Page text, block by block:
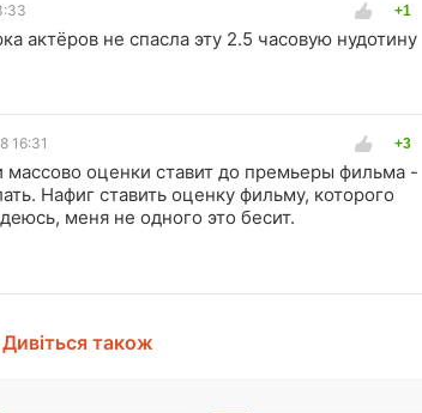
актёров не спасла эту 2.5 часовую нудотину
16:31
массово оценки ставит до премьеры фильма -
Нафиг ставить оценку фильму, которого
меня не одного это бесит.
Дивіться також